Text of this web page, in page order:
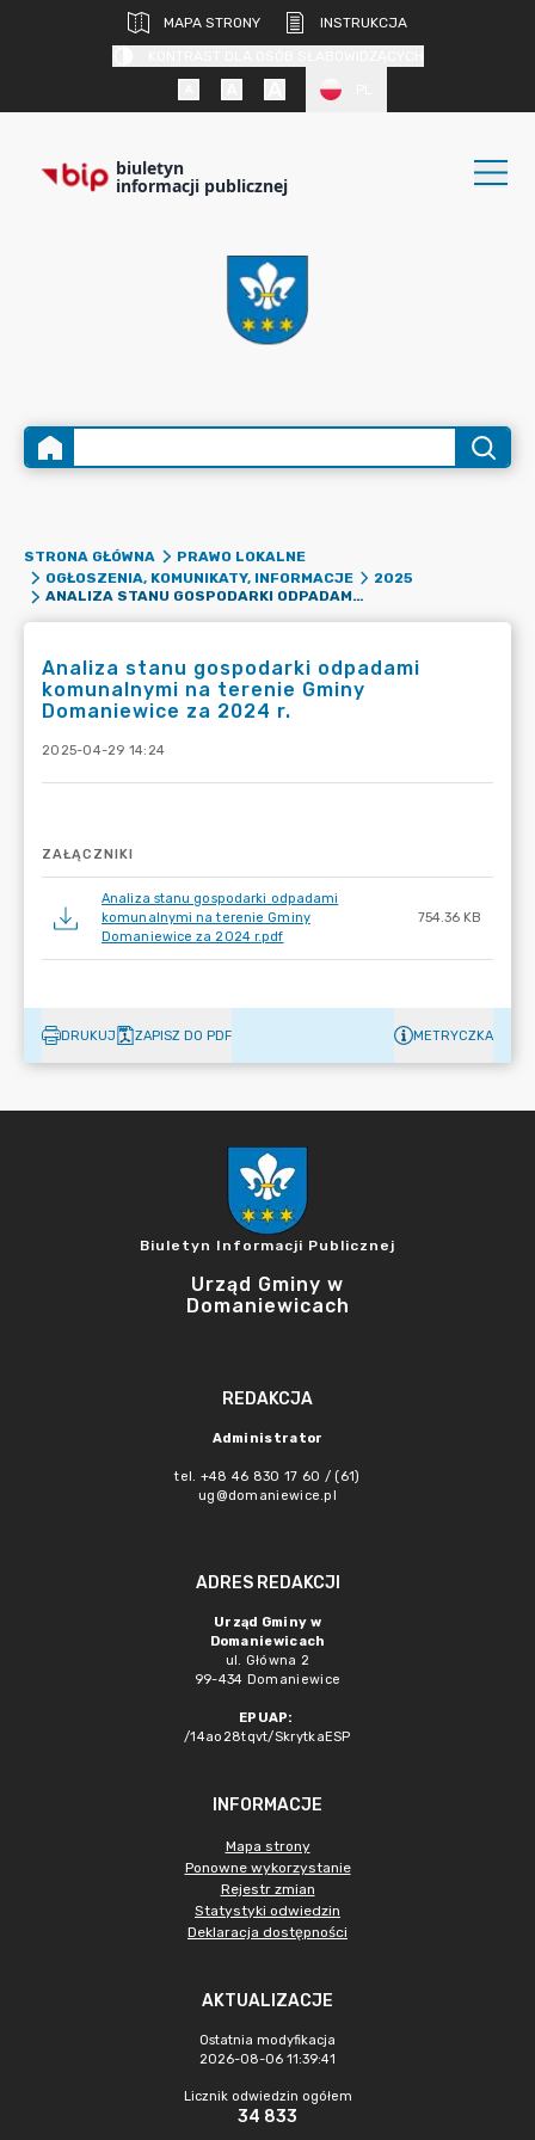
MAPA STRONY
INSTRUKCJA
biuletyn
informacji publicznej
STRONA GŁÓWNA
PRAWO LOKALNE
OGŁOSZENIA, KOMUNIKATY, INFORMACJE
2025
ANALIZA STANU GOSPODARKI ODPADAMI KOMUNALNYMI NA TERENIE GMINY DOMANIEWICE ZA 2024 R.
Analiza stanu gospodarki odpadami
komunalnymi na terenie Gminy
Domaniewice za 2024 r.
2025-04-29 14:24
ZAŁĄCZNIKI
Analiza stanu gospodarki odpadami
komunalnymi na terenie Gminy
Domaniewice za 2024 r.pdf
754.36 KB
DRUKUJ ZAPISZ DO PDF METRYCZKA
Biuletyn Informacji Publicznej
Urząd Gminy w
Domaniewicach
REDAKCJA
Administrator
tel. +48 46 830 17 60 / (61)
ug@domaniewice.pl
ADRES REDAKCJI
Urząd Gminy w
Domaniewicach
ul. Główna 2
99-434 Domaniewice
EPUAP:
/14ao28tqvt/SkrytkaESP
INFORMACJE
Mapa strony
Ponowne wykorzystanie
Rejestr zmian
Statystyki odwiedzin
Deklaracja dostępności
AKTUALIZACJE
Ostatnia modyfikacja
2026-08-06 11:39:41
Licznik odwiedzin ogółem
34 833